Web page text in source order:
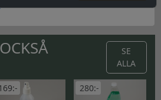
SE
ALLA
280:-